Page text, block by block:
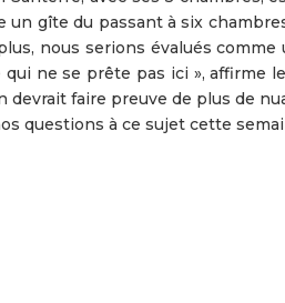
gîte du passant à six
nous serions évalués comme
ne se prête pas ici », affirme
faire preuve de plus de
questions à ce sujet cette